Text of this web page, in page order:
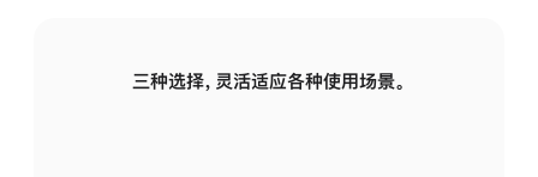
三种选择，灵活适应各种使用场景。